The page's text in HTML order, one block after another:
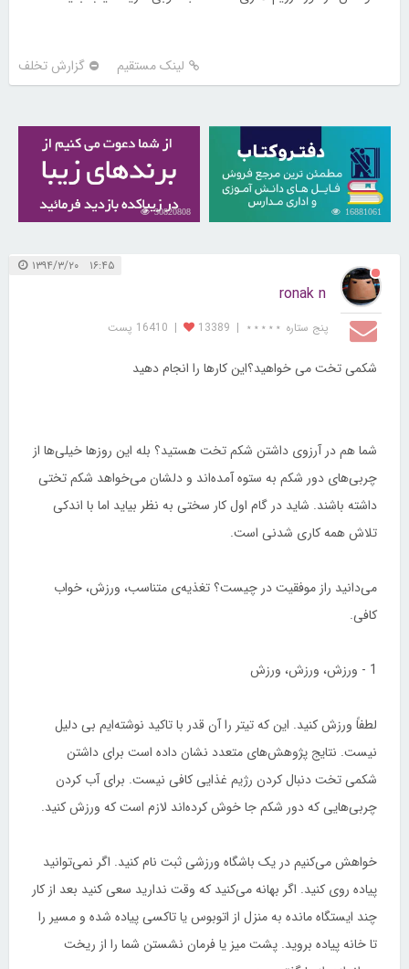
لینک مستقیم گزارش تخلف
16881061
30820808
۱۶:۴۵ ۱۳۹۴/۳/۲۰
ronak n
پنج ستاره ⋆⋆⋆⋆⋆ |
13389
| 16410 پست
شکمی تخت می خواهید؟این کارها را انجام دهید
شما هم در آرزوی داشتن شکم تخت هستید؟ بله این روزها خیلی‌ها از
چربی‌های دور شکم به ستوه آمده‌اند و دلشان می‌خواهد شکم تختی
داشته باشند. شاید در گام اول کار سختی به نظر بیاید اما با اندکی
تلاش همه کاری شدنی است.
می‌دانید راز موفقیت در چیست؟ تغذیه‌ی متناسب، ورزش، خواب
کافی.
1 - ورزش، ورزش، ورزش
لطفاً ورزش کنید. این که تیتر را آن قدر با تاکید نوشته‌ایم بی دلیل
نیست. نتایج پژوهش‌های متعدد نشان داده است برای داشتن
شکمی تخت دنبال کردن رژیم غذایی کافی نیست. برای آب کردن
چربی‌هایی که دور شکم جا خوش کرده‌اند لازم است که ورزش کنید.
خواهش می‌کنیم در یک باشگاه ورزشی ثبت نام کنید. اگر نمی‌توانید
پیاده روی کنید. اگر بهانه می‌کنید که وقت ندارید سعی کنید بعد از کار
چند ایستگاه مانده به منزل از اتوبوس یا تاکسی پیاده شده و مسیر را
تا خانه پیاده بروید. پشت میز یا فرمان نشستن شما را از ریخت